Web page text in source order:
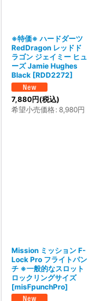
※特価※ ハードダーツ
RedDragon レッドド
ラゴン ジェイミー ヒュ
ーズ Jamie Hughes
Black [RDD2272]
7,880円(税込)
希望小売価格: 8,980円
Mission ミッション F-
Lock Pro フライトパン
チ ※一般的なスロット
ロックリングサイズ
[misFpunchPro]